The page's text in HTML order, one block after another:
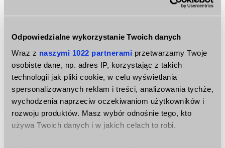
Odpowiedzialne wykorzystanie Twoich danych
Wraz z naszymi 1022 partnerami przetwarzamy Twoje
osobiste dane, np. adres IP, korzystając z takich
technologii jak pliki cookie, w celu wyświetlania
spersonalizowanych reklam i treści, analizowania tychże,
wychodzenia naprzeciw oczekiwaniom użytkowników i
rozwoju produktów. Masz wybór odnośnie tego, kto
używa Twoich danych i w jakich celach to robi.
najważniejsze wskazówki
Czy zastanawiałeś się kiedyś, dlaczego tak
wielu ludzi nie przejmuje się tym, jak dbać o
budżet i jak oszczędzać? Dzieje się tak,
ponieważ takim osobom brakuje motywacji.
Trudno pozostać zdyscyplinowanym, gdy nie
widzimy do tego dobrego powodu.